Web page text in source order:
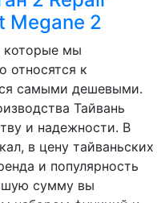
Megane 2
которые мы
относятся к
самыми дешевыми.
Тайвань
и надежности. В
в цену тайваньских
и популярность
сумму вы